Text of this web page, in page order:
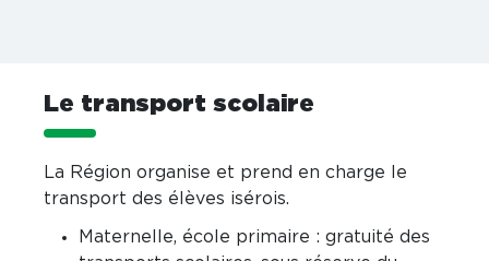
Le transport scolaire
La Région organise et prend en charge le
transport des élèves isérois.
Maternelle, école primaire : gratuité des